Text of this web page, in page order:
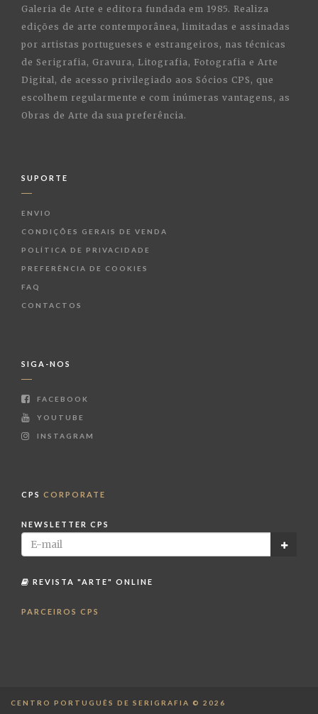
Galeria de Arte e editora fundada em 1985. Realiza
edições de arte contemporânea, limitadas e assinadas
por artistas portugueses e estrangeiros, nas técnicas
de Serigrafia, Gravura, Litografia, Fotografia e Arte
Digital, de acesso privilegiado aos Sócios CPS, que
escolhem regularmente e com inúmeras vantagens, as
Obras de Arte da sua preferência.
SUPORTE
ENVIO
CONDIÇÕES GERAIS DE VENDA
POLÍTICA DE PRIVACIDADE
PREFERÊNCIA DE COOKIES
FAQ
CONTACTOS
SIGA-NOS
FACEBOOK
YOUTUBE
INSTAGRAM
CPS CORPORATE
NEWSLETTER CPS
REVISTA "ARTE" ONLINE
PARCEIROS CPS
CENTRO PORTUGUÊS DE SERIGRAFIA © 2026